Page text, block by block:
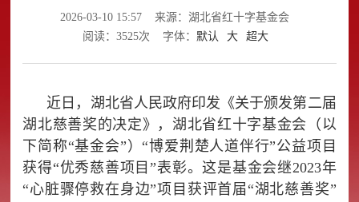
2026-03-10 15:57
来源：湖北省红十字基金会
阅读：3525次
字体： 默认 大 超大
近日，湖北省人民政府印发《关于颁发第二届
湖北慈善奖的决定》，湖北省红十字基金会（以
下简称“基金会”）“博爱荆楚人道伴行”公益项目
获得“优秀慈善项目”表彰。这是基金会继2023年
“心脏骤停救在身边”项目获评首届“湖北慈善奖”